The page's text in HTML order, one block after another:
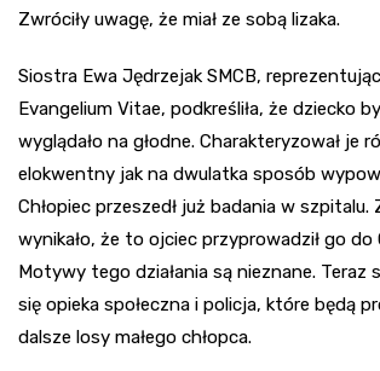
Zwróciły uwagę, że miał ze sobą lizaka.
Siostra Ewa Jędrzejak SMCB,
Evangelium Vitae, podkreśliła, że dziecko
wyglądało na głodne. Charakteryzował je
elokwentny jak na dwulatka sposób
Chłopiec przeszedł już badania w szpitalu.
wynikało, że to ojciec przyprowadził go do
Motywy tego działania są nieznane. Teraz
się opieka społeczna i policja, które będą
dalsze losy małego chłopca.